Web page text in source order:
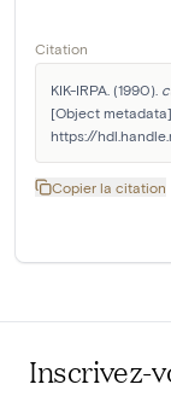
Citation
KIK-IRPA. (1990).
[Object metadata].
https://
Copier la citation
Inscrivez-